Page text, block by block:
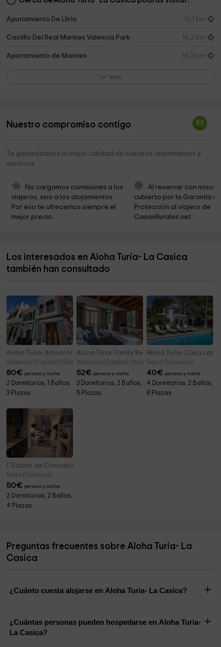
Ayuntamiento De Lliria 16,1 km
Castillo Del Real Marines Valencia Park 16,2 km
Ayuntamiento de Marines 16,2 km
Más
Nuestro compromiso contigo
Te garantizamos la mejor calidad de nuestros alojamientos y
servicios
No cargamos comisiones a los
viajeros, sino a los alojamientos.
Por eso te ofrecemos siempre el
mejor precio.
Al reservar con
cubierto por la Garantía
Protección al viajero de
CasasRurales.net
Los interesados en Aloha Turia- La Casica
también han consultado
Aloha Turia- Artisan Haven El Cabanyal Oasis
Valencia (Capital) (Valencia)
80€ persona y noche
2 Dormitorios, 1 Baños,
3 Plazas
Aloha Turia- Family Beach House
Valencia (Capital) (Valencia)
52€ persona y noche
3 Dormitorios, 2 Baños,
5 Plazas
Aloha Turia- Casa Latel
Serra (Valencia)
40€ persona y noche
4 Dormitorios, 2 Baños,
8 Plazas
L' Estanc de Consuelo
Riola (Valencia)
50€ persona y noche
2 Dormitorios, 2 Baños,
4 Plazas
Preguntas frecuentes sobre Aloha Turia- La
Casica
¿Cuánto cuesta alojarse en Aloha Turia- La Casica?
¿Cuántas personas pueden hospedarse en Aloha Turia-
La Casica?